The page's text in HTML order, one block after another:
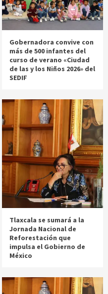
Gobernadora convive con
más de 500 infantes del
curso de verano «Ciudad
de las y los Niños 2026» del
SEDIF
Tlaxcala se sumará a la
Jornada Nacional de
Reforestación que
impulsa el Gobierno de
México